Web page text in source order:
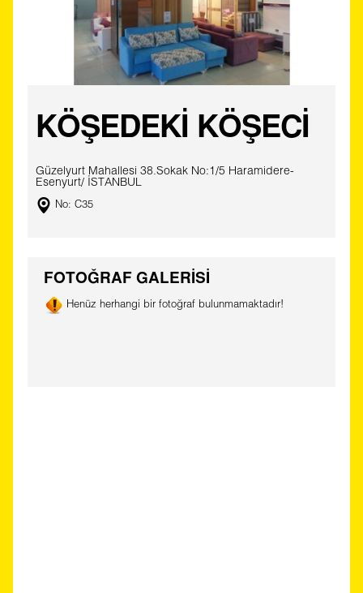
KÖŞEDEKİ KÖŞECİ
Güzelyurt Mahallesi 38.Sokak No:1/5 Haramidere-
Esenyurt/ İSTANBUL
No: C35
FOTOĞRAF GALERİSİ
Henüz herhangi bir fotoğraf bulunmamaktadır!